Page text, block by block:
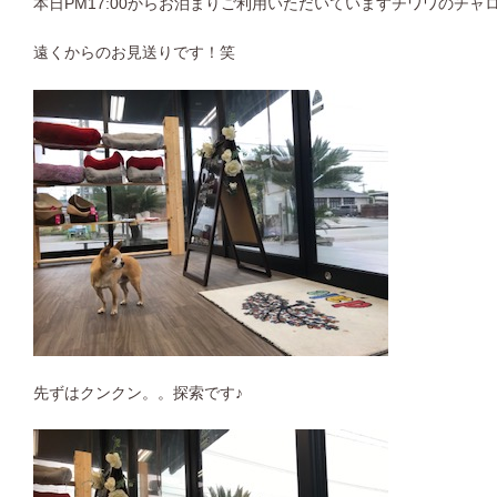
遠くからのお見送りです！笑
先ずはクンクン。。探索です♪